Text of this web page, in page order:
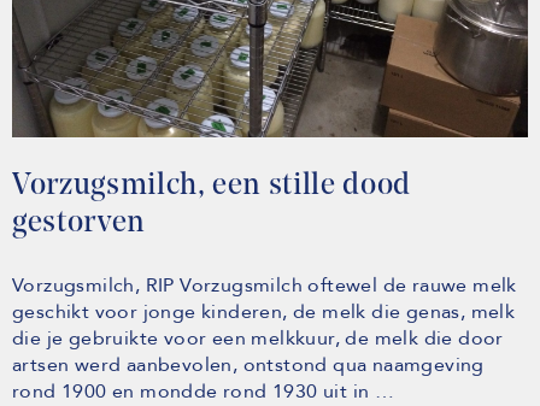
Vorzugsmilch, een stille dood
gestorven
Vorzugsmilch, RIP Vorzugsmilch oftewel de rauwe melk
geschikt voor jonge kinderen, de melk die genas, melk
die je gebruikte voor een melkkuur, de melk die door
artsen werd aanbevolen, ontstond qua naamgeving
rond 1900 en mondde rond 1930 uit in …